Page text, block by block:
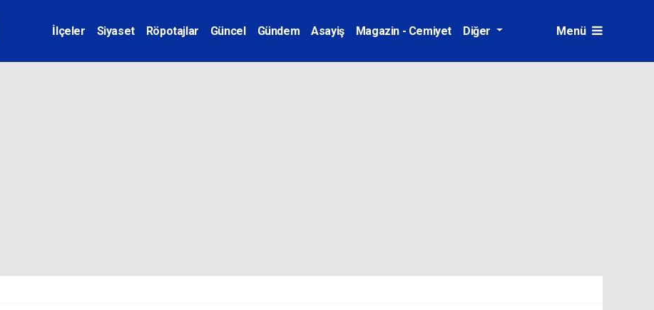
İlçeler Siyaset Röpotajlar Güncel Gündem Asayiş Magazin - Cemiyet Diğer Menü